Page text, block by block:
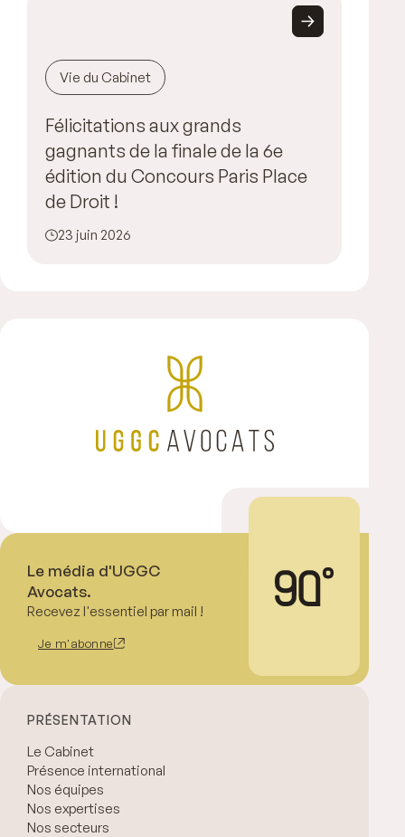
Vie du Cabinet
Félicitations aux grands
gagnants de la finale de la 6e
édition du Concours Paris Place
de Droit !
23 juin 2026
Le média d'UGGC
Avocats.
Recevez l'essentiel par mail !
Je m'abonne
PRÉSENTATION
Le Cabinet
Présence international
Nos équipes
Nos expertises
Nos secteurs